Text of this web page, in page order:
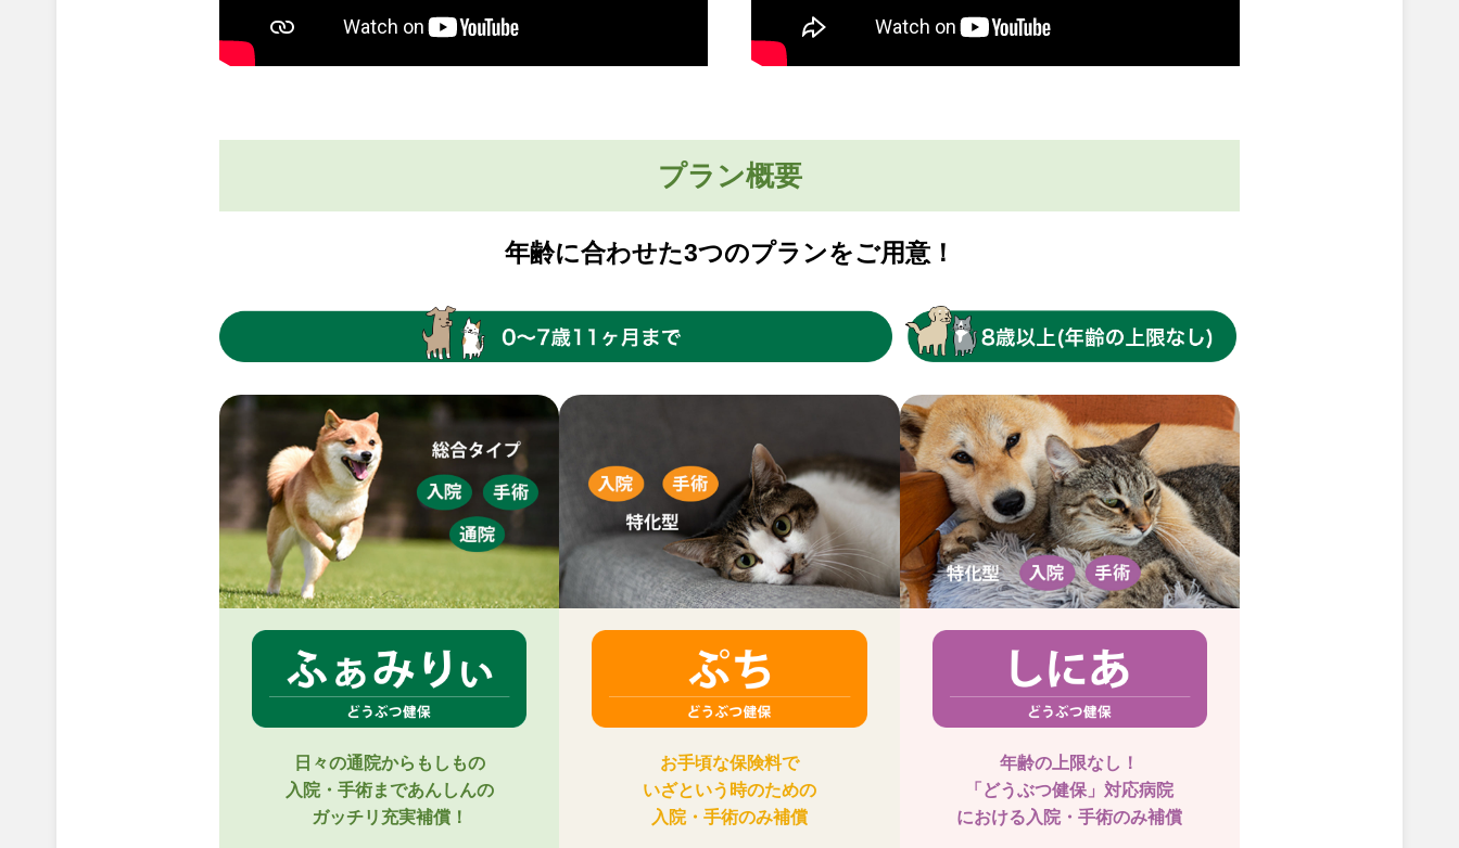
プラン概要
年齢に合わせた3つのプランをご用意！
日々の通院からもしもの
入院・手術まであんしんの
ガッチリ充実補償！
お手頃な保険料で
いざという時のための
入院・手術のみ補償
年齢の上限なし！
「どうぶつ健保」対応病院
における入院・手術のみ補償